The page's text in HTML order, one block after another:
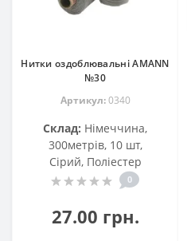
Нитки оздоблювальні AMANN
№30
Артикул:0340
Склад: Німеччина,
300метрів, 10 шт,
Сірий, Поліестер
0
27.00 грн.